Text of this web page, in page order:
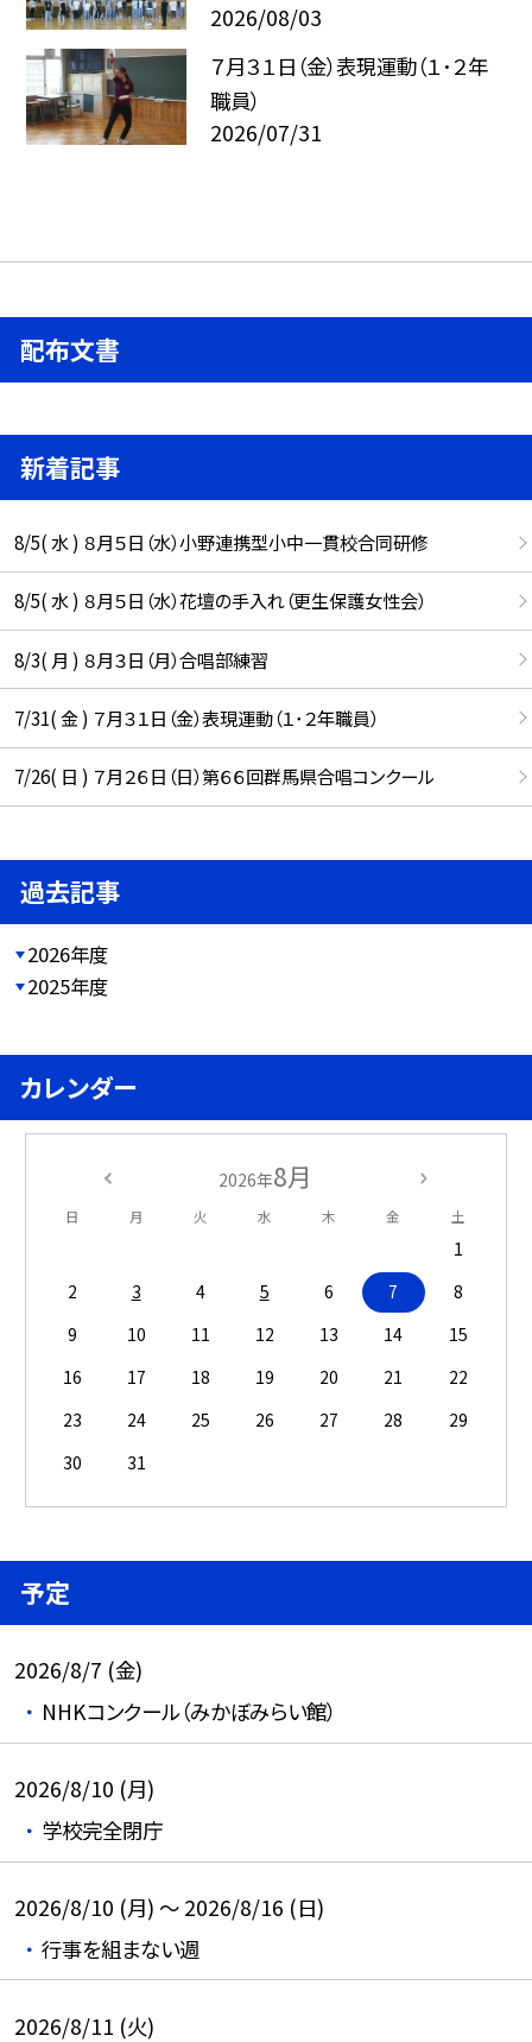
2026/08/03
７月３１日（金）表現運動（１･２年
職員）
2026/07/31
配布文書
新着記事
8/5( 水 ) ８月５日（水）小野連携型小中一貫校合同研修
8/5( 水 ) ８月５日（水）花壇の手入れ（更生保護女性会）
8/3( 月 ) ８月３日（月）合唱部練習
7/31( 金 ) ７月３１日（金）表現運動（１･２年職員）
7/26( 日 ) ７月２６日（日）第６６回群馬県合唱コンクール
過去記事
2026年度
2025年度
カレンダー
2026年8月
日 月 火 水 木 金 土
1
2
3 4 5 6 7
8
9
10 11 12 13 14
15
16
17 18 19 20 21
22
23
24 25 26 27 28
29
30
31
予定
2026/8/7 (金)
NHKコンクール（みかぼみらい館）
2026/8/10 (月)
学校完全閉庁
2026/8/10 (月) ～ 2026/8/16 (日)
行事を組まない週
2026/8/11 (火)